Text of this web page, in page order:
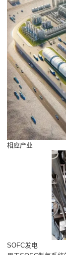
相应产业
SOFC发电